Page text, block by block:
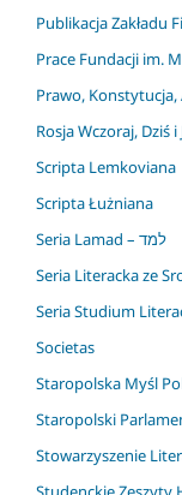
Publikacja Zakładu
Prace Fundacji im.
Prawo,
Rosja Wczoraj, Dziś
Scripta Lemkoviana
Scripta Łużniana
Seria Lamad – למד
Seria Literacka ze
Seria Studium
Societas
Staropolska Myśl
Staropolski
Stowarzyszenie